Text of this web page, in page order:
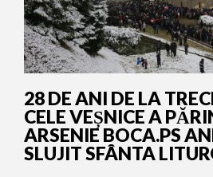
28 DE ANI DE LA
CELE VEȘNICE A
ARSENIE BOCA.PS
SLUJIT SFÂNTA